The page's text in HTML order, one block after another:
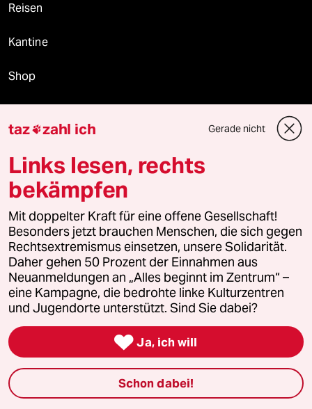
Reisen
Kantine
Shop
Fragen & Hilfe
Feedback
Aboservice
ePaper Login
Downloads für Abonnierende
© 2026 taz Verlags und Vertriebs GmbH
Alle Rechte vorbehalten. Bei rechtlichen Fragen oder für Genehmigungen
taz zahl ich Gerade nicht
Links lesen, rechts
bekämpfen
Mit doppelter Kraft für eine offene Gesellschaft!
Besonders jetzt brauchen Menschen, die sich gegen
Rechtsextremismus einsetzen, unsere Solidarität.
Daher gehen 50 Prozent der Einnahmen aus
Neuanmeldungen an „Alles beginnt im Zentrum“ –
eine Kampagne, die bedrohte linke Kulturzentren
und Jugendorte unterstützt. Sind Sie dabei?
 Ja, ich will
Schon dabei!